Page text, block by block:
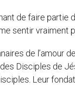
de faire partie
sentir vraiment
de l’amour
Disciples de
Leur